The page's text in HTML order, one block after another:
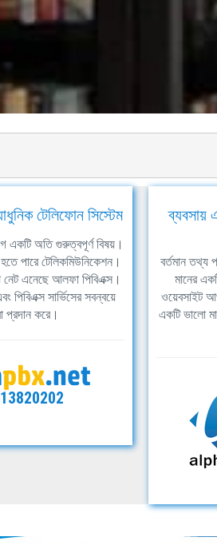
টেলিফোন সিস্টেম
একটি অতি গুরুত্বপূর্ণ বিষয়।
পারে টেলিকমিউনিকেশন।
এনেছে আলফা পিবিএক্স।
পিবিএক্স সার্ভিসের সবন্বয়ে
প্রদান করে।
ব্যবসায়
বর্তমান তথ্য
মানের
ওয়েবসাইট
একটি ভালো